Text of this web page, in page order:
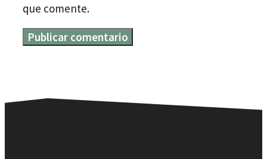
que comente.